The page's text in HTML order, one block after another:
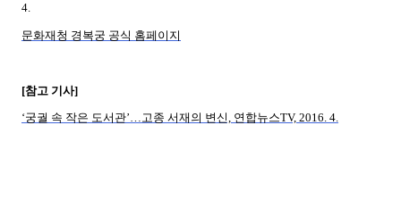
4.
문화재청 경복궁 공식 홈페이지
[참고 기사]
‘궁궐 속 작은 도서관’…고종 서재의 변신, 연합뉴스TV, 2016. 4.